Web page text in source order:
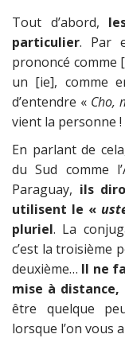
Tout d’abord,
particulier. Par
prononcé comme
un [ie], comme
d’entendre « Cho,
vient la personne !
En parlant de
du Sud comme
Paraguay, ils
utilisent le «
pluriel. La
c’est la troisième
deuxième… Il ne
mise à
être quelque
lorsque l’on vous